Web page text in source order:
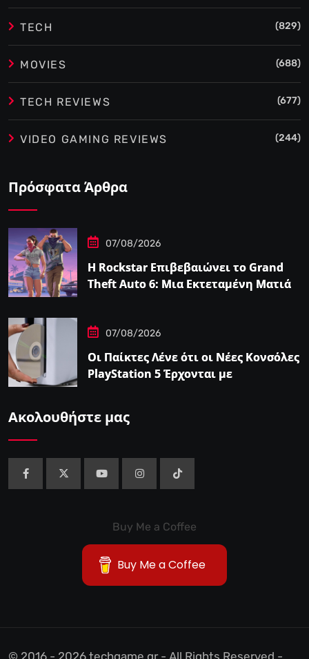
TECH (829)
MOVIES (688)
TECH REVIEWS (677)
VIDEO GAMING REVIEWS (244)
Πρόσφατα Άρθρα
07/08/2026
Η Rockstar Επιβεβαιώνει το Grand
Theft Auto 6: Μια Εκτεταμένη Ματιά
07/08/2026
Οι Παίκτες Λένε ότι οι Νέες Κονσόλες
PlayStation 5 Έρχονται με
Ακολουθήστε μας
Buy Me a Coffee
Buy Me a Coffee